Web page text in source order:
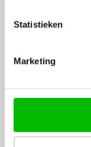
Statistieken
Marketing
Wij betalen de